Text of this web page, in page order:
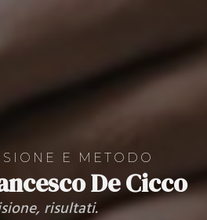
E METODO
De Cicco
risultati.